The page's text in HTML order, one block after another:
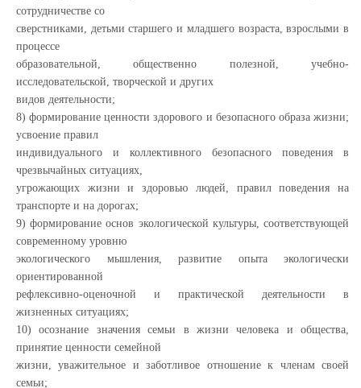
сотрудничестве со
сверстниками, детьми старшего и младшего возраста, взрослыми в
процессе
образовательной, общественно полезной, учебно-
исследовательской, творческой и других
видов деятельности;
8) формирование ценности здорового и безопасного образа жизни;
усвоение правил
индивидуального и коллективного безопасного поведения в
чрезвычайных ситуациях,
угрожающих жизни и здоровью людей, правил поведения на
транспорте и на дорогах;
9) формирование основ экологической культуры, соответствующей
современному уровню
экологического мышления, развитие опыта экологически
ориентированной
рефлексивно-оценочной и практической деятельности в
жизненных ситуациях;
10) осознание значения семьи в жизни человека и общества,
принятие ценности семейной
жизни, уважительное и заботливое отношение к членам своей
семьи;